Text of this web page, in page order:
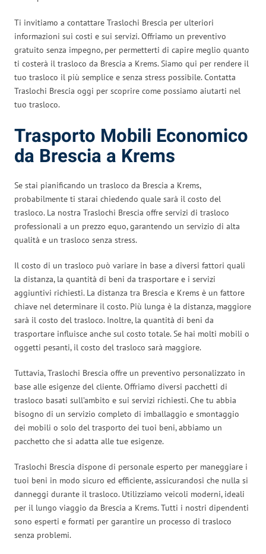
Ti invitiamo a contattare Traslochi Brescia per ulteriori
informazioni sui costi e sui servizi. Offriamo un preventivo
gratuito senza impegno, per permetterti di capire meglio quanto
ti costerà il trasloco da Brescia a Krems. Siamo qui per rendere il
tuo trasloco il più semplice e senza stress possibile. Contatta
Traslochi Brescia oggi per scoprire come possiamo aiutarti nel
tuo trasloco.
Trasporto Mobili Economico
da Brescia a Krems
Se stai pianificando un trasloco da Brescia a Krems,
probabilmente ti starai chiedendo quale sarà il costo del
trasloco. La nostra Traslochi Brescia offre servizi di trasloco
professionali a un prezzo equo, garantendo un servizio di alta
qualità e un trasloco senza stress.
Il costo di un trasloco può variare in base a diversi fattori quali
la distanza, la quantità di beni da trasportare e i servizi
aggiuntivi richiesti. La distanza tra Brescia e Krems è un fattore
chiave nel determinare il costo. Più lunga è la distanza, maggiore
sarà il costo del trasloco. Inoltre, la quantità di beni da
trasportare influisce anche sul costo totale. Se hai molti mobili o
oggetti pesanti, il costo del trasloco sarà maggiore.
Tuttavia, Traslochi Brescia offre un preventivo personalizzato in
base alle esigenze del cliente. Offriamo diversi pacchetti di
trasloco basati sull’ambito e sui servizi richiesti. Che tu abbia
bisogno di un servizio completo di imballaggio e smontaggio
dei mobili o solo del trasporto dei tuoi beni, abbiamo un
pacchetto che si adatta alle tue esigenze.
Traslochi Brescia dispone di personale esperto per maneggiare i
tuoi beni in modo sicuro ed efficiente, assicurandosi che nulla si
danneggi durante il trasloco. Utilizziamo veicoli moderni, ideali
per il lungo viaggio da Brescia a Krems. Tutti i nostri dipendenti
sono esperti e formati per garantire un processo di trasloco
senza problemi.